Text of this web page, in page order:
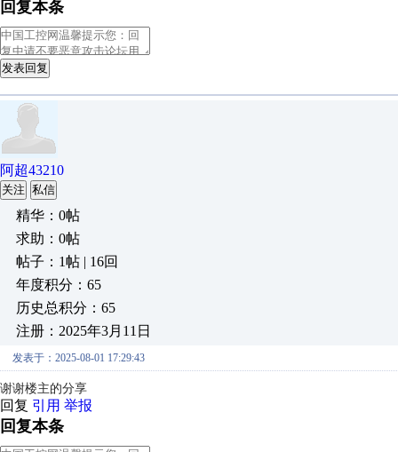
回复本条
发表回复
阿超43210
关注 私信
精华：0帖
求助：0帖
帖子：1帖 | 16回
年度积分：65
历史总积分：65
注册：2025年3月11日
发表于：2025-08-01 17:29:43
谢谢楼主的分享
回复 引用 举报
回复本条